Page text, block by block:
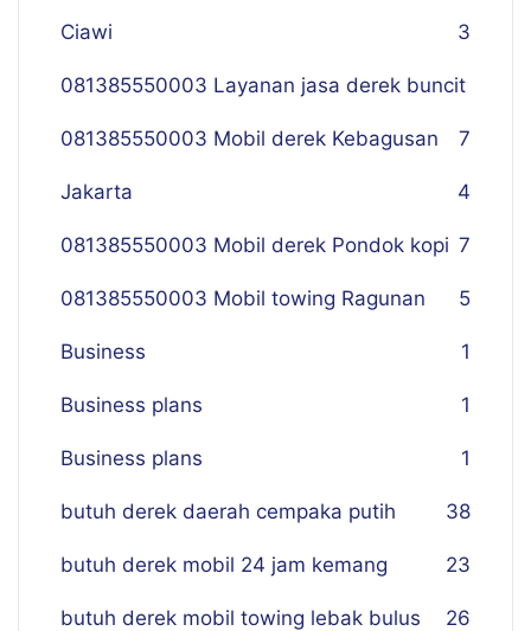
Ciawi 3
081385550003 Layanan jasa derek buncit
7
081385550003 Mobil derek Kebagusan
Jakarta 4
081385550003 Mobil derek Pondok kopi 7
081385550003 Mobil towing Ragunan 5
Business 1
Business plans 1
Business plans 1
butuh derek daerah cempaka putih 38
butuh derek mobil 24 jam kemang 23
butuh derek mobil towing lebak bulus 26